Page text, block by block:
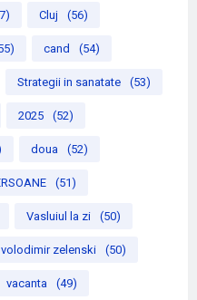
Cluj (56)
cand (54)
Strategii in sanatate (53)
2025 (52)
doua (52)
(51)
Vasluiul la zi (50)
volodimir zelenski (50)
vacanta (49)